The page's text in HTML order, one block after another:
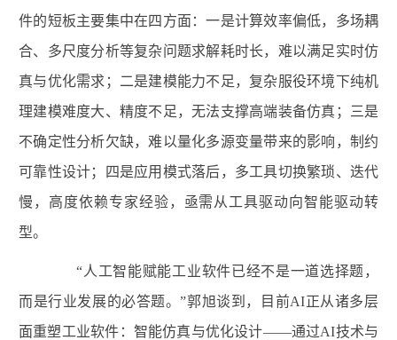
件的短板主要集中在四方面：一是计算效率偏低，多场耦
合、多尺度分析等复杂问题求解耗时长，难以满足实时仿
真与优化需求；二是建模能力不足，复杂服役环境下纯机
理建模难度大、精度不足，无法支撑高端装备仿真；三是
不确定性分析欠缺，难以量化多源变量带来的影响，制约
可靠性设计；四是应用模式落后，多工具切换繁琐、迭代
慢，高度依赖专家经验，亟需从工具驱动向智能驱动转
型。
“人工智能赋能工业软件已经不是一道选择题，
而是行业发展的必答题。”郭旭谈到，目前AI正从诸多层
面重塑工业软件：智能仿真与优化设计——通过AI技术与